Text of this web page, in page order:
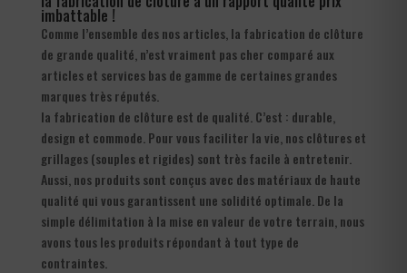
imbattable !
Comme l’ensemble des nos articles, la fabrication de clôture
de grande qualité, n’est vraiment pas cher comparé aux
articles et services bas de gamme de certaines grandes
marques très réputés.
la fabrication de clôture est de qualité. C’est : durable,
design et commode. Pour vous faciliter la vie, nos clôtures et
grillages (souples et rigides) sont très facile à entretenir.
Aussi, nos produits sont conçus avec des matériaux de haute
qualité qui vous garantissent une solidité optimale. De la
simple délimitation à la mise en valeur de votre terrain, nous
avons tous les produits répondant à tout type de
contraintes.